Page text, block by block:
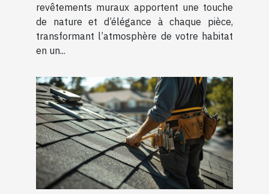
revêtements muraux apportent une touche
de nature et d’élégance à chaque pièce,
transformant l’atmosphère de votre habitat
en un...